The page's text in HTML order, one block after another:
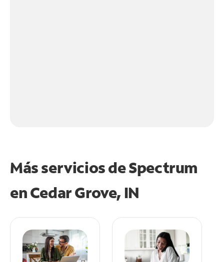
Más servicios de Spectrum
enCedar Grove, IN